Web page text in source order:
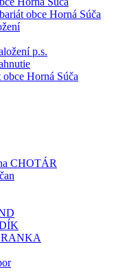
obce Horná Súča
p.s.
Horná Súča
CHOTÁR